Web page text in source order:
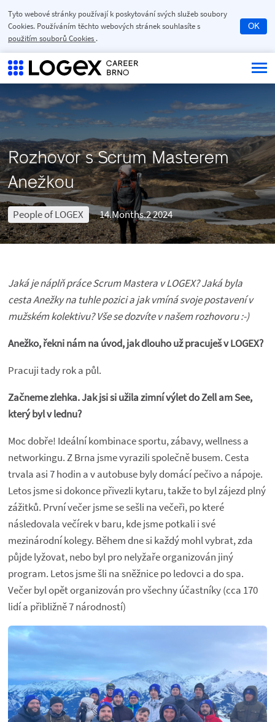
Tyto webové stránky používají k poskytování svých služeb soubory
Cookies. Používáním těchto webových stránek souhlasíte s
použitím souborů Cookies .
OK
Rozhovor s Scrum Masterem
Anežkou
People of LOGEX 14.Months.2 2024
Jaká je náplň práce Scrum Mastera v LOGEX? Jaká byla
cesta Anežky na tuhle pozici a jak vmíná svoje postavení v
mužském kolektivu? Vše se dozvíte v našem rozhovoru :-)
Anežko, řekni nám na úvod, jak dlouho už pracuješ v LOGEX?
Pracuji tady rok a půl.
Začneme zlehka. Jak jsi si užila zimní výlet do Zell am See,
který byl v lednu?
Moc dobře! Ideální kombinace sportu, zábavy, wellness a
networkingu. Z Brna jsme vyrazili společně busem. Cesta
trvala asi 7 hodin a v autobuse byly domácí pečivo a nápoje.
Letos jsme si dokonce přivezli kytaru, takže to byl zájezd plný
zážitků. První večer jsme se sešli na večeři, po které
následovala večírek v baru, kde jsme potkali i své
mezinárodní kolegy. Během dne si každý mohl vybrat, zda
půjde lyžovat, nebo byl pro nelyžaře organizován jiný
program. Letos jsme šli na sněžnice po ledovci a do spa.
Večer byl opět organizován pro všechny účastníky (cca 170
lidí a přibližně 7 národností)